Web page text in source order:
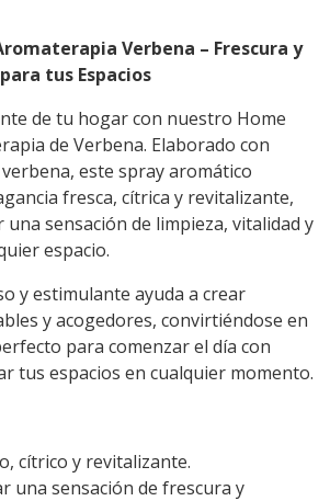
Verbena – Frescura y
tus Espacios
de tu hogar con nuestro Home
de Verbena. Elaborado con
este spray aromático
fresca, cítrica y revitalizante,
sensación de limpieza, vitalidad y
espacio.
y estimulante ayuda a crear
y acogedores, convirtiéndose en
para comenzar el día con
tus espacios en cualquier momento.
cítrico y revitalizante.
una sensación de frescura y